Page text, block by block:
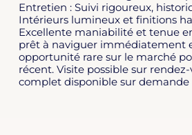
Entretien : Suivi rigoureux,
Intérieurs lumineux et finitions
Excellente maniabilité et tenue
prêt à naviguer immédiatement
opportunité rare sur le marché
récent. Visite possible sur
complet disponible sur demande